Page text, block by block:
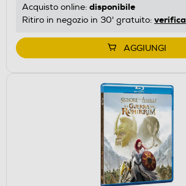
Acquisto online: disponibile
Ritiro in negozio in 30' gratuito: verifica
AGGIUNGI